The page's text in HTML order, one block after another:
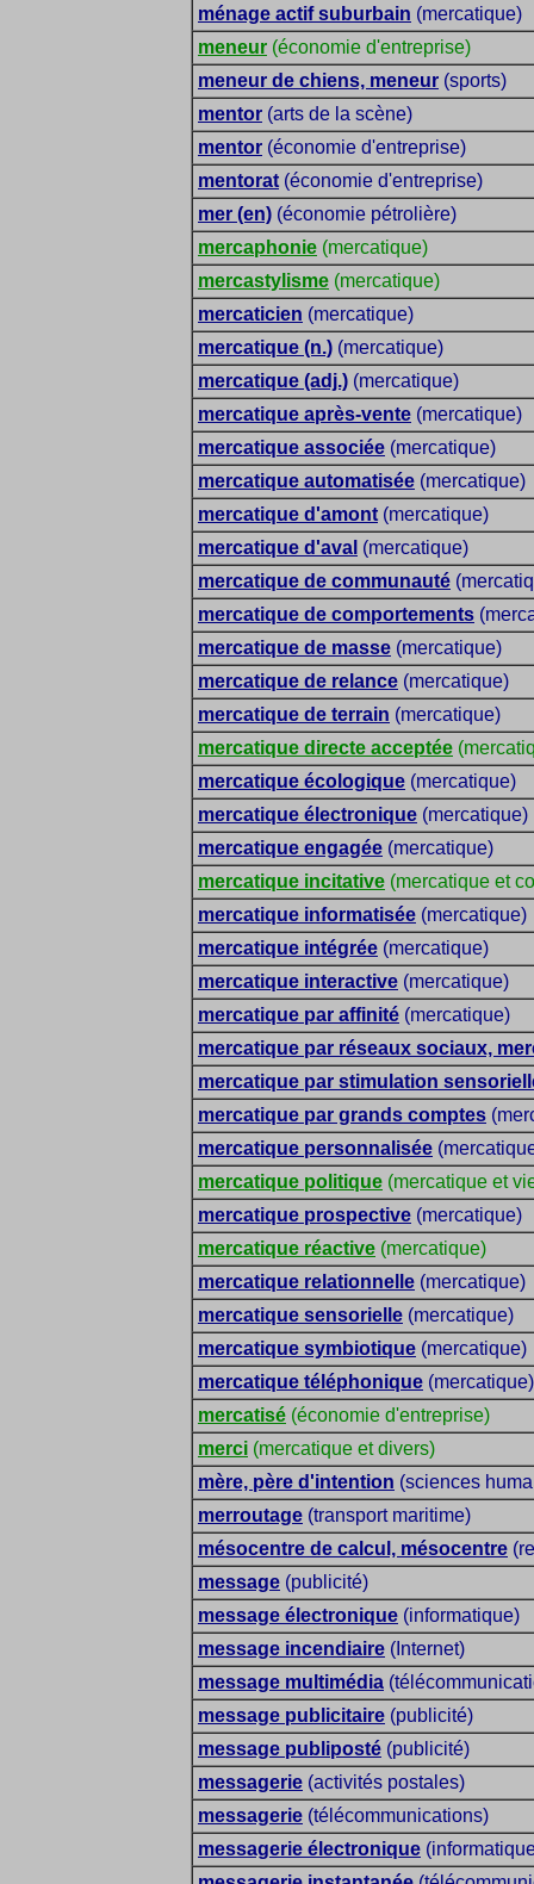
ménage actif suburbain (mercatique)
meneur (économie d'entreprise)
meneur de chiens, meneur (sports)
mentor (arts de la scène)
mentor (économie d'entreprise)
mentorat (économie d'entreprise)
mer (en) (économie pétrolière)
mercaphonie (mercatique)
mercastylisme (mercatique)
mercaticien (mercatique)
mercatique (n.) (mercatique)
mercatique (adj.) (mercatique)
mercatique après-vente (mercatique)
mercatique associée (mercatique)
mercatique automatisée (mercatique)
mercatique d'amont (mercatique)
mercatique d'aval (mercatique)
mercatique de communauté
mercatique de comportements
mercatique de masse (mercatique)
mercatique de relance (mercatique)
mercatique de terrain (mercatique)
mercatique directe acceptée
mercatique écologique (mercatique)
mercatique électronique (mercatique)
mercatique engagée (mercatique)
mercatique incitative (mercatique et
mercatique informatisée (mercatique)
mercatique intégrée (mercatique)
mercatique interactive (mercatique)
mercatique par affinité (mercatique)
mercatique par réseaux sociaux,
mercatique par stimulation
mercatique par grands comptes
mercatique personnalisée
mercatique politique (mercatique et
mercatique prospective (mercatique)
mercatique réactive (mercatique)
mercatique relationnelle (mercatique)
mercatique sensorielle (mercatique)
mercatique symbiotique (mercatique)
mercatique téléphonique (mercatique)
mercatisé (économie d'entreprise)
merci (mercatique et divers)
mère, père d'intention (sciences
merroutage (transport maritime)
mésocentre de calcul, mésocentre
message (publicité)
message électronique (informatique)
message incendiaire (Internet)
message multimédia
message publicitaire (publicité)
message publiposté (publicité)
messagerie (activités postales)
messagerie (télécommunications)
messagerie électronique